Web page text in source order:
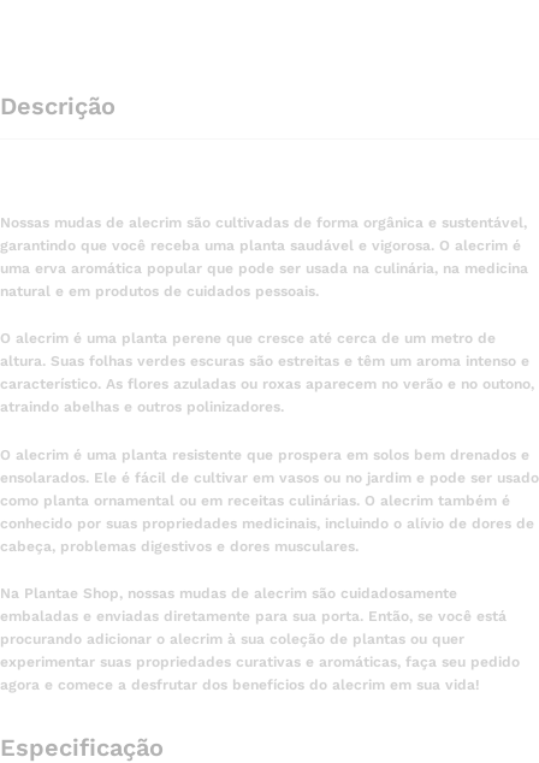
Descrição
Nossas mudas de alecrim são cultivadas de forma orgânica e sustentável,
garantindo que você receba uma planta saudável e vigorosa. O alecrim é
uma erva aromática popular que pode ser usada na culinária, na medicina
natural e em produtos de cuidados pessoais.
O alecrim é uma planta perene que cresce até cerca de um metro de
altura. Suas folhas verdes escuras são estreitas e têm um aroma intenso e
característico. As flores azuladas ou roxas aparecem no verão e no outono,
atraindo abelhas e outros polinizadores.
O alecrim é uma planta resistente que prospera em solos bem drenados e
ensolarados. Ele é fácil de cultivar em vasos ou no jardim e pode ser usado
como planta ornamental ou em receitas culinárias. O alecrim também é
conhecido por suas propriedades medicinais, incluindo o alívio de dores de
cabeça, problemas digestivos e dores musculares.
Na Plantae Shop, nossas mudas de alecrim são cuidadosamente
embaladas e enviadas diretamente para sua porta. Então, se você está
procurando adicionar o alecrim à sua coleção de plantas ou quer
experimentar suas propriedades curativas e aromáticas, faça seu pedido
agora e comece a desfrutar dos benefícios do alecrim em sua vida!
Especificação